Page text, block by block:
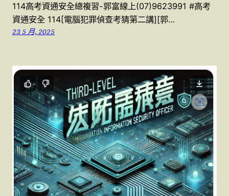
114高考資通安全總複習-郭富線上(07)9623991 #高考
資通安全 114[電腦犯罪偵查考猜第二講][郭…
23 5 月, 2025